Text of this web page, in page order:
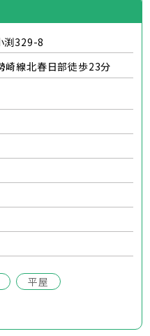
渕329-8
崎線北春日部徒歩23分
平屋